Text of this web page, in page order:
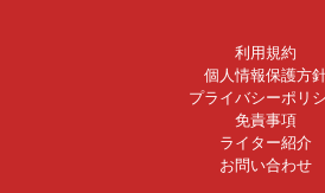
利用規約
個人情報保護方
プライバシーポリ
免責事項
ライター紹介
お問い合わせ